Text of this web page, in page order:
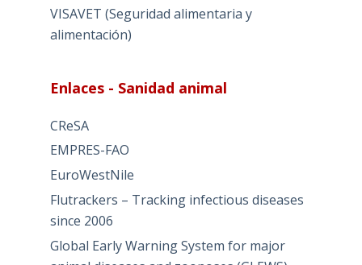
VISAVET (Seguridad alimentaria y
alimentación)
Enlaces - Sanidad animal
CReSA
EMPRES-FAO
EuroWestNile
Flutrackers – Tracking infectious diseases
since 2006
Global Early Warning System for major